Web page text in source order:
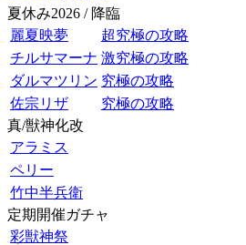
夏休み2026 / 降臨
麗夏映夢
超究極の攻略
チルサマーナ 激究極の攻略
ダルマツリン 究極の攻略
佐宗リザ
究極の攻略
真/獣神化改
アラミス
ペリー
竹中半兵衛
定期開催ガチャ
彩獣神祭